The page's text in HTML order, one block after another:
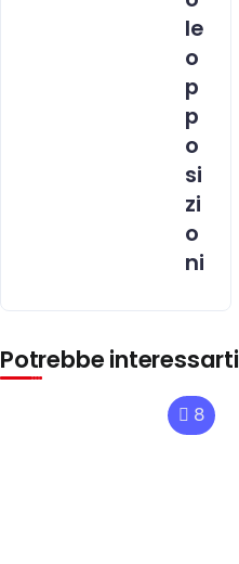
le
o
p
p
o
si
zi
o
ni
Potrebbe interessarti
8